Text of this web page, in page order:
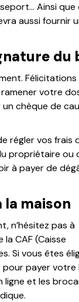
Ainsi que
aussi fournir
du
Félicitations
votre
un chèque de
régler vos frais
propriétaire ou
à payer de
maison
n’hésitez pas à
CAF (Caisse
Si vous êtes
payer votre
ligne et les